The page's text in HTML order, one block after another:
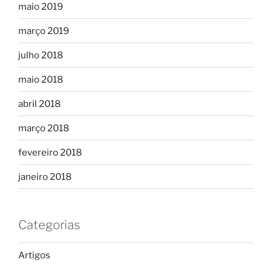
maio 2019
março 2019
julho 2018
maio 2018
abril 2018
março 2018
fevereiro 2018
janeiro 2018
Categorias
Artigos